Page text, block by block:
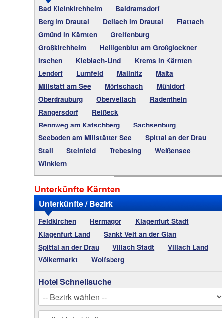
Bad Kleinkirchheim
Baldramsdorf
Berg im Drautal
Dellach im Drautal
Flattach
Gmünd in Kärnten
Greifenburg
Großkirchheim
Heiligenblut am Großglockner
Irschen
Kleblach-Lind
Krems in Kärnten
Lendorf
Lurnfeld Mallnitz
Malta
Millstatt am See
Mörtschach
Mühldorf
Oberdrauburg
Obervellach
Radenthein
Rangersdorf
Reißeck
Rennweg am Katschberg
Sachsenburg
Seeboden am Millstätter See
Spittal an der Drau
Stall
Steinfeld Trebesing
Weißensee
Winklern
Unterkünfte Kärnten
Unterkünfte / Bezirk
Feldkirchen Hermagor
Klagenfurt Stadt
Klagenfurt Land
Sankt Veit an der Glan
Spittal an der Drau
Villach Stadt
Villach Land
Völkermarkt
Wolfsberg
Hotel Schnellsuche